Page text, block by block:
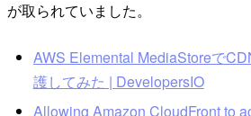
が取られていました。
AWS Elemental MediaStoreで
護してみた | DevelopersIO
Allowing Amazon CloudFront to